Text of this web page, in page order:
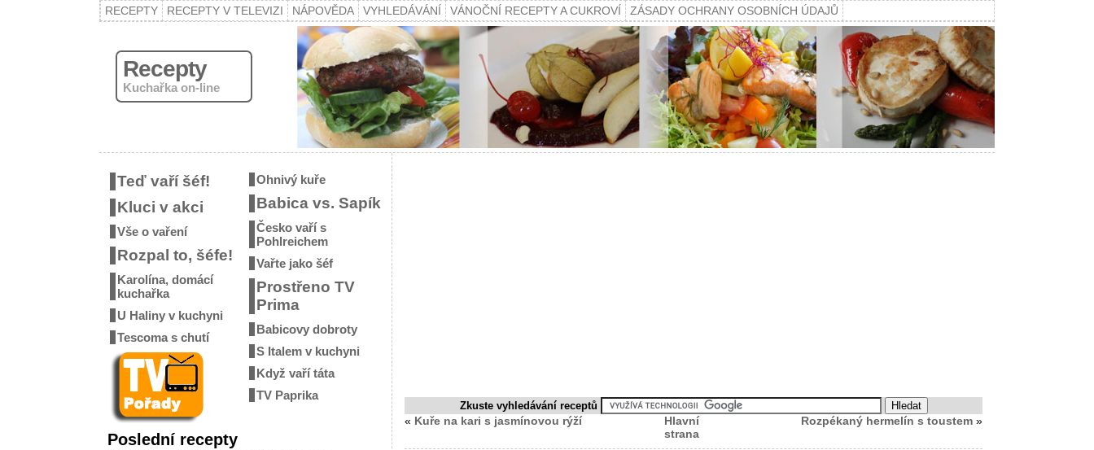
RECEPTY RECEPTY V TELEVIZI NÁPOVĚDA VYHLEDÁVÁNÍ VÁNOČNÍ RECEPTY A CUKROVÍ ZÁSADY OCHRANY OSOBNÍCH ÚDAJŮ
Recepty
Kuchařka on-line
Teď vaří šéf!
Kluci v akci
Vše o vaření
Rozpal to, šéfe!
Karolína, domácí
kuchařka
U Haliny v kuchyni
Tescoma s chutí
Ohnivý kuře
Babica vs. Sapík
Česko vaří s
Pohlreichem
Vařte jako šéf
Prostřeno TV
Prima
Babicovy dobroty
S Italem v kuchyni
Když vaří táta
TV Paprika
Poslední recepty
Zkuste vyhledávání receptů
« Kuře na kari s jasmínovou rýží
Hlavní
strana
Rozpékaný hermelín s toustem »